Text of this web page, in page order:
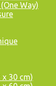
Way)
30 cm)